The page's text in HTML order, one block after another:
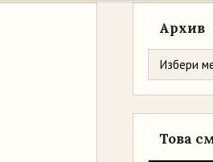
Архив
Това